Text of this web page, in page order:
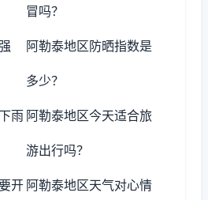
冒吗？
阿勒泰地区防晒指数是
多少？
雨 阿勒泰地区今天适合旅
游出行吗？
开 阿勒泰地区天气对心情